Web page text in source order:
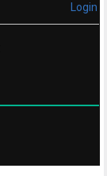
Login